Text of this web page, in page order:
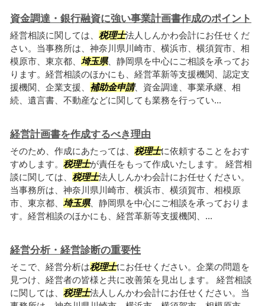
資金調達・銀行融資に強い事業計画書作成のポイント
経営相談に関しては、 税理士法人しんかわ会計にお任せくだ
さい。当事務所は、神奈川県川崎市、横浜市、横須賀市、相
模原市、東京都、 埼玉県、静岡県を中心にご相談を承ってお
ります。経営相談のほかにも、経営革新等支援機関、認定支
援機関、企業支援、 補助金申請、資金調達、事業承継、相
続、遺言書、不動産などに関しても業務を行ってい...
経営計画書を作成するべき理由
そのため、作成にあたっては、 税理士に依頼することをおす
すめします。 税理士が責任をもって作成いたします。 経営相
談に関しては、 税理士法人しんかわ会計にお任せください。
当事務所は、神奈川県川崎市、横浜市、横須賀市、相模原
市、東京都、 埼玉県、静岡県を中心にご相談を承っておりま
す。経営相談のほかにも、経営革新等支援機関、...
経営分析・経営診断の重要性
そこで、経営分析は税理士にお任せください。企業の問題を
見つけ、経営者の皆様と共に改善策を見出します。 経営相談
に関しては、 税理士法人しんかわ会計にお任せください。当